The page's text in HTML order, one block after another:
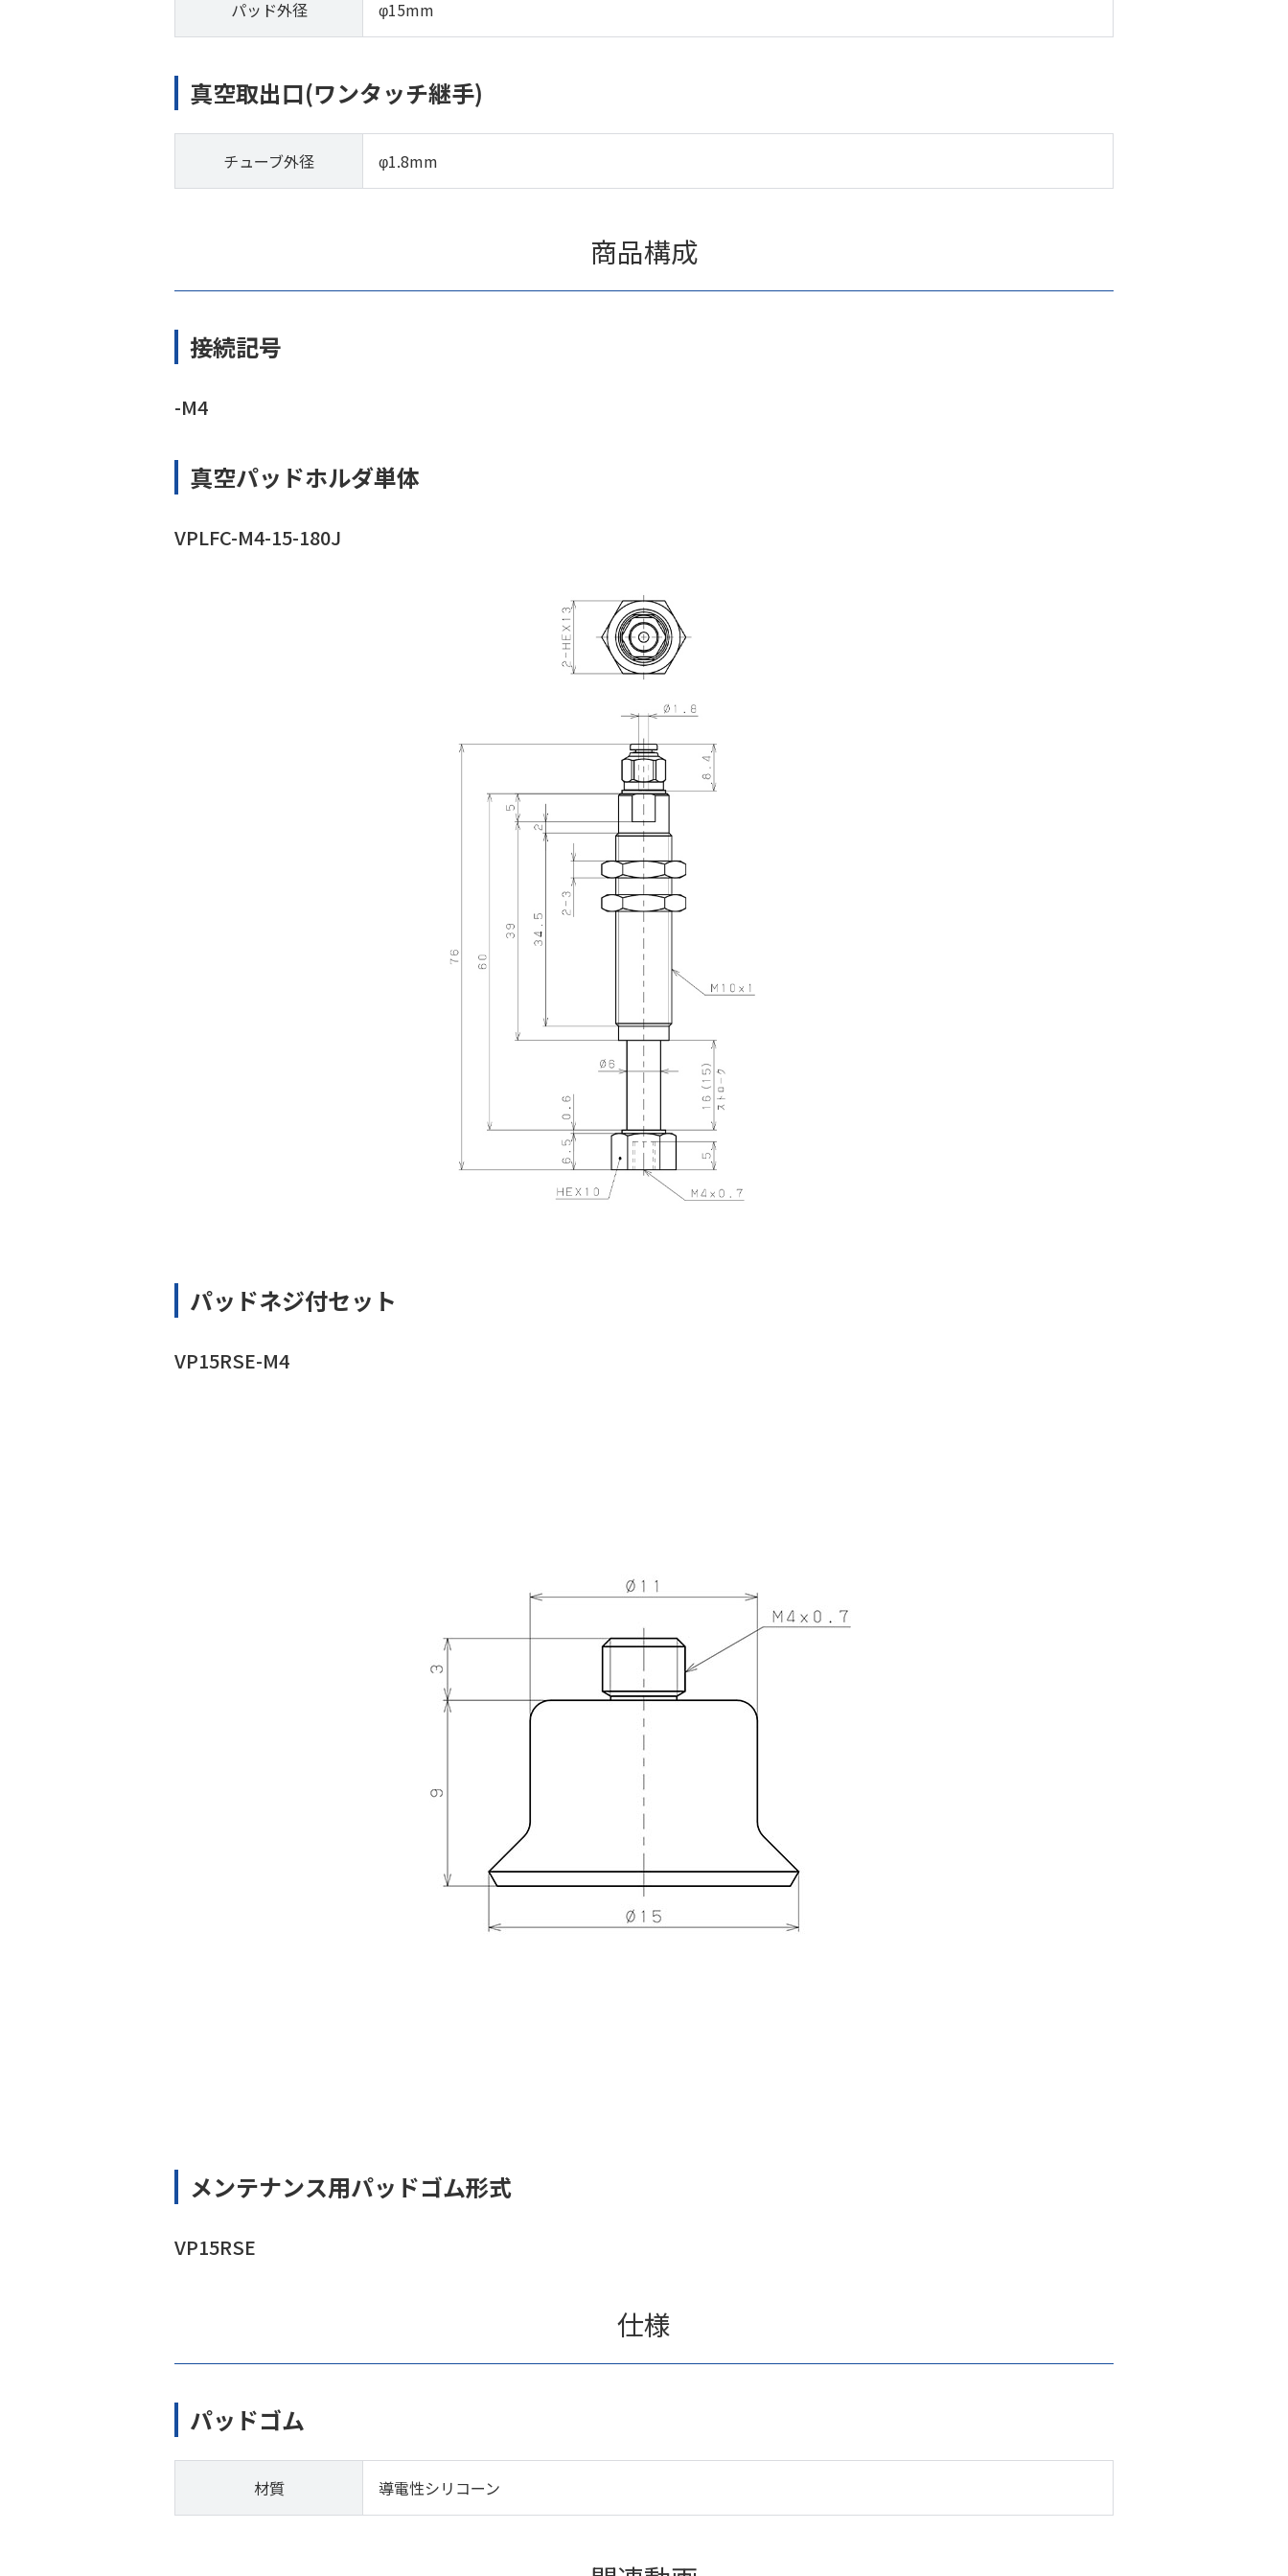
パッド外径 φ15mm
真空取出口(ワンタッチ継手)
チューブ外径 φ1.8mm
商品構成
接続記号
-M4
真空パッドホルダ単体
VPLFC-M4-15-180J
パッドネジ付セット
VP15RSE-M4
メンテナンス用パッドゴム形式
VP15RSE
仕様
パッドゴム
材質 導電性シリコーン